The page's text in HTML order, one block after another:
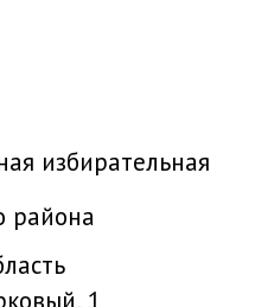
избирательная
района
1